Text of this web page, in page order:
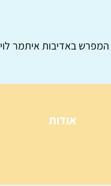
המפרש באדיבות איתמר לוי
אודות